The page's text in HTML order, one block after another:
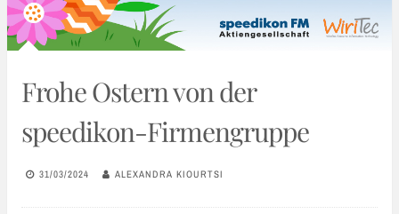
Frohe Ostern von der
speedikon-Firmengruppe
31/03/2024 ALEXANDRA KIOURTSI